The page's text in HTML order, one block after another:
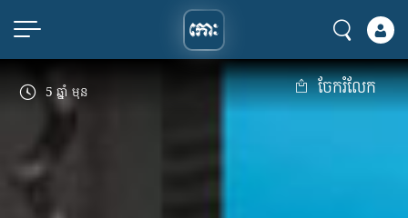
ចែករំលែក
5 ឆ្នាំ មុន